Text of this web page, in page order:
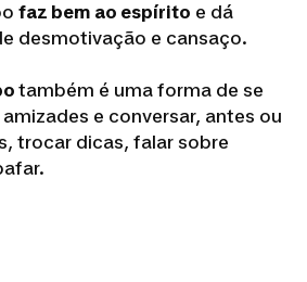
faz bem ao espírito e dá
desmotivação e cansaço.
também é uma forma de se
e conversar, antes ou
trocar dicas, falar sobre